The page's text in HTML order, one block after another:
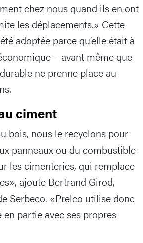
chez nous quand ils en ont
les déplacements.» Cette
adoptée parce qu’elle était à
– avant même que
ne prenne place au
ciment
bois, nous le recyclons pour
panneaux ou du combustible
les cimenteries, qui remplace
ajoute Bertrand Girod,
Serbeco. «Prelco utilise donc
partie avec ses propres